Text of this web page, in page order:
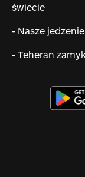
świecie
- Nasze
- Teheran